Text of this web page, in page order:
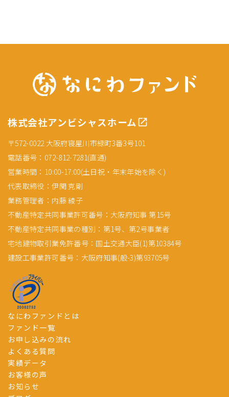
株式会社アンビシャスホーム
〒572-0022 大阪府寝屋川市緑町3番3号101
電話番号：072-812-7281(直通)
営業時間：10:00-17:00(土日祝・年末年始を除く)
代表取締役：伊関 克剛
業務管理者：内藤 綾子
不動産特定共同事業許可番号：大阪府知事 第15号
不動産特定共同事業の種別：第1号、第2号事業者
宅地建物取引業免許番号：国土交通大臣(1)第10384号
建設工事業許可番号：大阪府知事(般-3)第93705号
なにわファンドとは
ファンド一覧
お申し込みの流れ
よくある質問
実績データ
お客様の声
お知らせ